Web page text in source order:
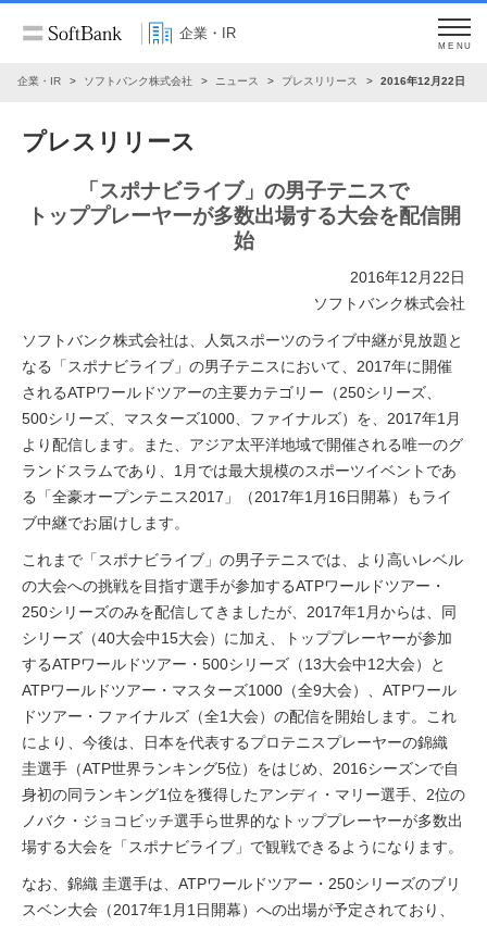
企業・IR
MENU
企業・IR ソフトバンク株式会社 ニュース プレスリリース 2016年12月22日
プレスリリース
「スポナビライブ」の男子テニスで
トッププレーヤーが多数出場する大会を配信開
始
2016年12月22日
ソフトバンク株式会社
ソフトバンク株式会社は、人気スポーツのライブ中継が見放題と
なる「スポナビライブ」の男子テニスにおいて、2017年に開催
されるATPワールドツアーの主要カテゴリー（250シリーズ、
500シリーズ、マスターズ1000、ファイナルズ）を、2017年1月
より配信します。また、アジア太平洋地域で開催される唯一のグ
ランドスラムであり、1月では最大規模のスポーツイベントであ
る「全豪オープンテニス2017」（2017年1月16日開幕）もライ
ブ中継でお届けします。
これまで「スポナビライブ」の男子テニスでは、より高いレベル
の大会への挑戦を目指す選手が参加するATPワールドツアー・
250シリーズのみを配信してきましたが、2017年1月からは、同
シリーズ（40大会中15大会）に加え、トッププレーヤーが参加
するATPワールドツアー・500シリーズ（13大会中12大会）と
ATPワールドツアー・マスターズ1000（全9大会）、ATPワール
ドツアー・ファイナルズ（全1大会）の配信を開始します。これ
により、今後は、日本を代表するプロテニスプレーヤーの錦織
圭選手（ATP世界ランキング5位）をはじめ、2016シーズンで自
身初の同ランキング1位を獲得したアンディ・マリー選手、2位の
ノバク・ジョコビッチ選手ら世界的なトッププレーヤーが多数出
場する大会を「スポナビライブ」で観戦できるようになります。
なお、錦織 圭選手は、ATPワールドツアー・250シリーズのブリ
スベン大会（2017年1月1日開幕）への出場が予定されており、